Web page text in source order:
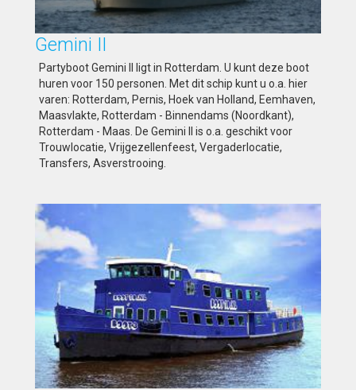
Gemini II
Partyboot Gemini II ligt in Rotterdam. U kunt deze boot
huren voor 150 personen. Met dit schip kunt u o.a. hier
varen: Rotterdam, Pernis, Hoek van Holland, Eemhaven,
Maasvlakte, Rotterdam - Binnendams (Noordkant),
Rotterdam - Maas. De Gemini II is o.a. geschikt voor
Trouwlocatie, Vrijgezellenfeest, Vergaderlocatie,
Transfers, Asverstrooing.